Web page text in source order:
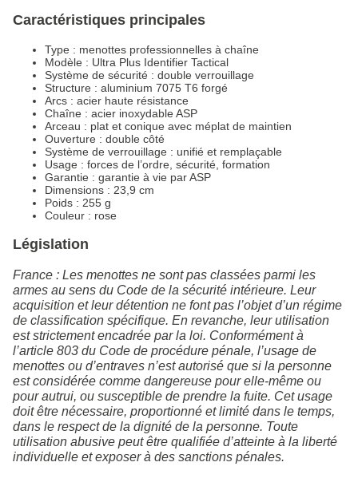
Caractéristiques principales
Type : menottes professionnelles à chaîne
Modèle : Ultra Plus Identifier Tactical
Système de sécurité : double verrouillage
Structure : aluminium 7075 T6 forgé
Arcs : acier haute résistance
Chaîne : acier inoxydable ASP
Arceau : plat et conique avec méplat de maintien
Ouverture : double côté
Système de verrouillage : unifié et remplaçable
Usage : forces de l’ordre, sécurité, formation
Garantie : garantie à vie par ASP
Dimensions : 23,9 cm
Poids : 255 g
Couleur : rose
Législation
France : Les menottes ne sont pas classées parmi les
armes au sens du Code de la sécurité intérieure. Leur
acquisition et leur détention ne font pas l’objet d’un régime
de classification spécifique. En revanche, leur utilisation
est strictement encadrée par la loi. Conformément à
l’article 803 du Code de procédure pénale, l’usage de
menottes ou d’entraves n’est autorisé que si la personne
est considérée comme dangereuse pour elle-même ou
pour autrui, ou susceptible de prendre la fuite. Cet usage
doit être nécessaire, proportionné et limité dans le temps,
dans le respect de la dignité de la personne. Toute
utilisation abusive peut être qualifiée d’atteinte à la liberté
individuelle et exposer à des sanctions pénales.